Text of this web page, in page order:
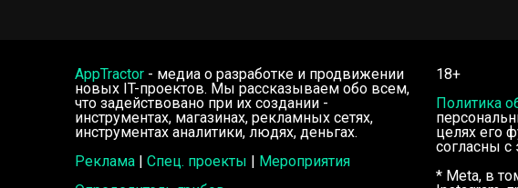
AppTractor - медиа о разработке и продвижении
новых IT-проектов. Мы рассказываем обо всем,
что задействовано при их создании -
инструментах, магазинах, рекламных сетях,
инструментах аналитики, людях, деньгах.
Реклама | Спец. проекты | Мероприятия
18+
Политика
целях его
согласны с
* Meta, в